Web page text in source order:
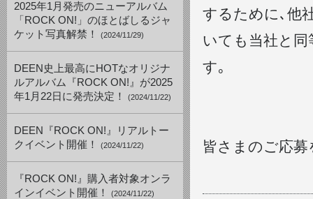
2025年1月発売のニューアルバム
「ROCK ON!」のほとばしるジャ
ケット写真解禁！
(2024/11/29)
DEEN史上最高にHOTなオリジナ
ルアルバム『ROCK ON!』が2025
年1月22日に発売決定！
(2024/11/22)
DEEN『ROCK ON!』リアルトー
クイベント開催！
(2024/11/22)
『ROCK ON!』購入者対象オンラ
インイベント開催！
(2024/11/22)
するために､他
いても当社と
す｡
皆さまのご応